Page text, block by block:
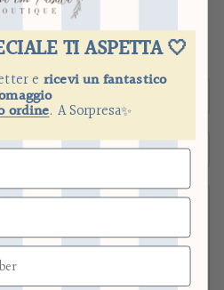
TI ASPETTA 🤍
ericevi un fantastico
ordine. A Sorpresa✨